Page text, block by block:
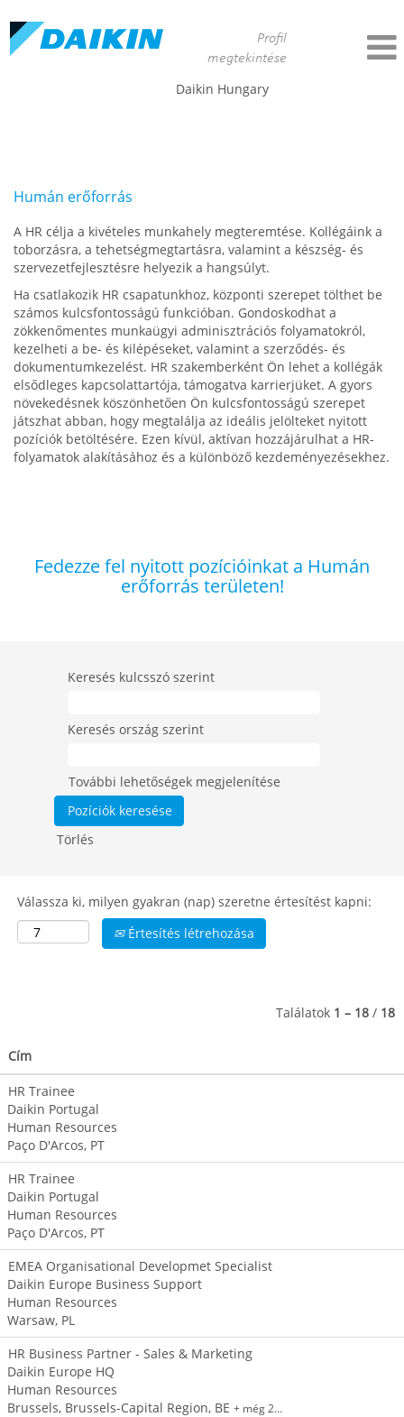
Profil
megtekintése
Daikin Hungary
Humán erőforrás
A HR célja a kivételes munkahely megteremtése. Kollégáink a
toborzásra, a tehetségmegtartásra, valamint a készség- és
szervezetfejlesztésre helyezik a hangsúlyt.
Ha csatlakozik HR csapatunkhoz, központi szerepet tölthet be
számos kulcsfontosságú funkcióban. Gondoskodhat a
zökkenőmentes munkaügyi adminisztrációs folyamatokról,
kezelheti a be- és kilépéseket, valamint a szerződés- és
dokumentumkezelést. HR szakemberként Ön lehet a kollégák
elsődleges kapcsolattartója, támogatva karrierjüket. A gyors
növekedésnek köszönhetően Ön kulcsfontosságú szerepet
játszhat abban, hogy megtalálja az ideális jelölteket nyitott
pozíciók betöltésére. Ezen kívül, aktívan hozzájárulhat a HR-
folyamatok alakításához és a különböző kezdeményezésekhez.
Fedezze fel nyitott pozícióinkat a Humán
erőforrás területen!
Keresés kulcsszó szerint
Keresés ország szerint
További lehetőségek megjelenítése
Törlés
Válassza ki, milyen gyakran (nap) szeretne értesítést kapni:
Értesítés létrehozása
Találatok 1 – 18 / 18
Cím
HR Trainee
Daikin Portugal
Human Resources
Paço D'Arcos, PT
HR Trainee
Daikin Portugal
Human Resources
Paço D'Arcos, PT
EMEA Organisational Developmet Specialist
Daikin Europe Business Support
Human Resources
Warsaw, PL
HR Business Partner - Sales & Marketing
Daikin Europe HQ
Human Resources
Brussels, Brussels-Capital Region, BE + még 2…